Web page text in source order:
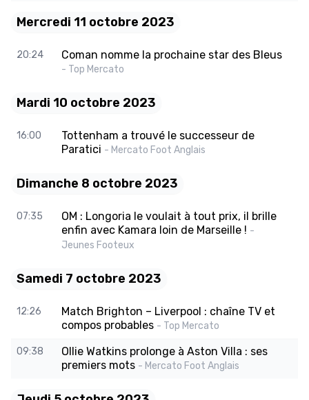
Mercredi 11 octobre 2023
20:24 Coman nomme la prochaine star des Bleus
- Top Mercato
Mardi 10 octobre 2023
16:00
Tottenham a trouvé le successeur de
Paratici - Mercato Foot Anglais
Dimanche 8 octobre 2023
07:35
OM : Longoria le voulait à tout prix, il brille
enfin avec Kamara loin de Marseille ! -
Jeunes Footeux
Samedi 7 octobre 2023
12:26
Match Brighton – Liverpool : chaîne TV et
compos probables - Top Mercato
09:38
Ollie Watkins prolonge à Aston Villa : ses
premiers mots - Mercato Foot Anglais